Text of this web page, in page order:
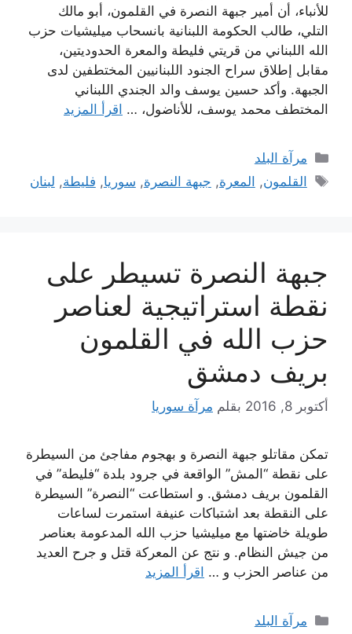
للأنباء، أن أمير جبهة النصرة في القلمون، أبو مالك
التلي، طالب الحكومة اللبنانية بانسحاب ميليشيات حزب
الله اللبناني من قريتي فليطة والمعرة الحدوديتين،
مقابل إطلاق سراح الجنود اللبنانيين المختطفين لدى
الجبهة. وأكد حسين يوسف والد الجندي اللبناني
المختطف محمد يوسف، للأناضول، … اقرأ المزيد
التصنيفات
مرآة البلد
الوسوم
القلمون, المعرة, جبهة النصرة, سوريا, فليطة, لبنان
جبهة النصرة تسيطر على
نقطة استراتيجية لعناصر
حزب الله في القلمون
بريف دمشق
أكتوبر 8, 2016 بقلم مرآة سوريا
تمكن مقاتلو جبهة النصرة و بهجوم مفاجئ من السيطرة
على نقطة “المش” الواقعة في جرود بلدة “فليطة” في
القلمون بريف دمشق. و استطاعت “النصرة” السيطرة
على النقطة بعد اشتباكات عنيفة استمرت لساعات
طويلة خاضتها مع ميليشيا حزب الله المدعومة بعناصر
من جيش النظام. و نتج عن المعركة قتل و جرح العديد
من عناصر الحزب و … اقرأ المزيد
التصنيفات
مرآة البلد